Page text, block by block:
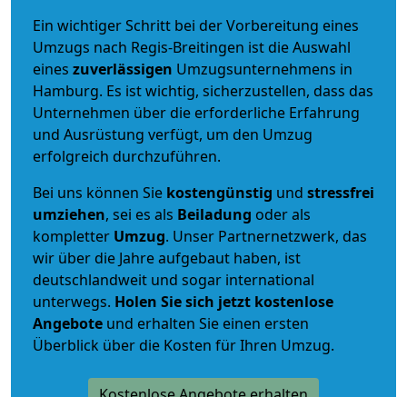
Ein wichtiger Schritt bei der Vorbereitung eines
Umzugs nach Regis-Breitingen ist die Auswahl
eines zuverlässigen Umzugsunternehmens in
Hamburg. Es ist wichtig, sicherzustellen, dass das
Unternehmen über die erforderliche Erfahrung
und Ausrüstung verfügt, um den Umzug
erfolgreich durchzuführen.
Bei uns können Sie kostengünstig und stressfrei
umziehen, sei es als Beiladung oder als
kompletter Umzug. Unser Partnernetzwerk, das
wir über die Jahre aufgebaut haben, ist
deutschlandweit und sogar international
unterwegs. Holen Sie sich jetzt kostenlose
Angebote und erhalten Sie einen ersten
Überblick über die Kosten für Ihren Umzug.